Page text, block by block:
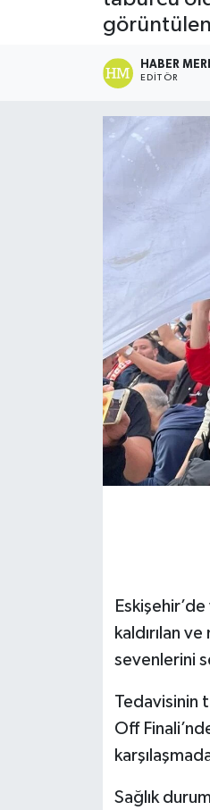
HABER
EDITÖR
kaldırılan
sevenlerini
Tedavisinin
Off
Sağlık